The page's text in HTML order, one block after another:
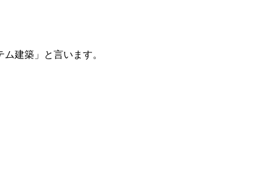
建築」と言います。